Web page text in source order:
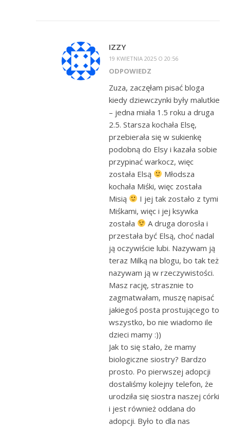
IZZY
19 KWIETNIA 2025 O 20:56
ODPOWIEDZ
Zuza, zaczęłam pisać bloga
kiedy dziewczynki były malutkie
– jedna miała 1.5 roku a druga
2.5. Starsza kochała Elsę,
przebierała się w sukienkę
podobną do Elsy i kazała sobie
przypinać warkocz, więc
została Elsą
Młodsza
kochała Miśki, więc została
Misią
I jej tak zostało z tymi
Miśkami, więc i jej ksywka
została
A druga dorosła i
przestała być Elsą, choć nadal
ją oczywiście lubi. Nazywam ją
teraz Milką na blogu, bo tak też
nazywam ją w rzeczywistości.
Masz rację, strasznie to
zagmatwałam, muszę napisać
jakiegoś posta prostującego to
wszystko, bo nie wiadomo ile
dzieci mamy :))
Jak to się stało, że mamy
biologiczne siostry? Bardzo
prosto. Po pierwszej adopcji
dostaliśmy kolejny telefon, że
urodziła się siostra naszej córki
i jest również oddana do
adopcji. Było to dla nas